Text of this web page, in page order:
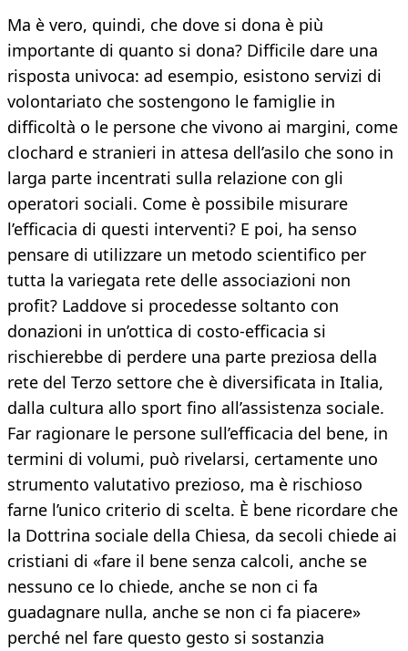
Ma è vero, quindi, che dove si dona è più
importante di quanto si dona? Difficile dare una
risposta univoca: ad esempio, esistono servizi di
volontariato che sostengono le famiglie in
difficoltà o le persone che vivono ai margini, come
clochard e stranieri in attesa dell’asilo che sono in
larga parte incentrati sulla relazione con gli
operatori sociali. Come è possibile misurare
l’efficacia di questi interventi? E poi, ha senso
pensare di utilizzare un metodo scientifico per
tutta la variegata rete delle associazioni non
profit? Laddove si procedesse soltanto con
donazioni in un’ottica di costo-efficacia si
rischierebbe di perdere una parte preziosa della
rete del Terzo settore che è diversificata in Italia,
dalla cultura allo sport fino all’assistenza sociale.
Far ragionare le persone sull’efficacia del bene, in
termini di volumi, può rivelarsi, certamente uno
strumento valutativo prezioso, ma è rischioso
farne l’unico criterio di scelta. È bene ricordare che
la Dottrina sociale della Chiesa, da secoli chiede ai
cristiani di «fare il bene senza calcoli, anche se
nessuno ce lo chiede, anche se non ci fa
guadagnare nulla, anche se non ci fa piacere»
perché nel fare questo gesto si sostanzia